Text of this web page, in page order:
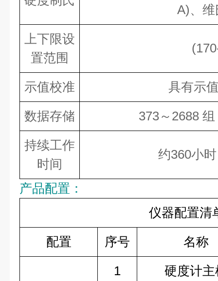
A)、
上下限设
置范围
示值校准
具有示
数据存储
373～2688
持续工作
时间
约360小
产品配置：
仪器配置清
配置
序号 名称
1
硬度计主